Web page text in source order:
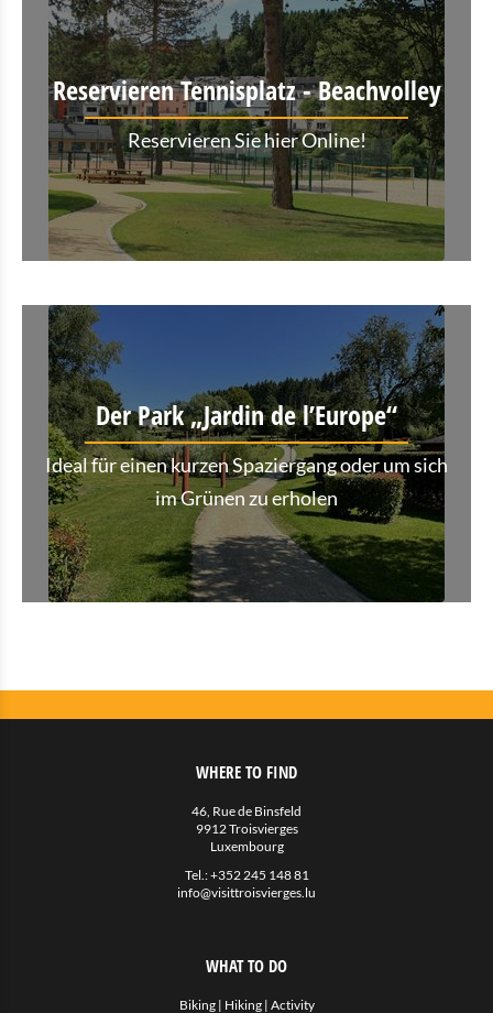
Reservieren Tennisplatz - Beachvolley
Reservieren Sie hier Online!
Der Park „Jardin de l’Europe“
Ideal für einen kurzen Spaziergang oder um sich
im Grünen zu erholen
WHERE TO FIND
46, Rue de Binsfeld
9912 Troisvierges
Luxembourg
Tel.:+352 245 148 81
info@visittroisvierges.lu
WHAT TO DO
Biking| Hiking| Activity